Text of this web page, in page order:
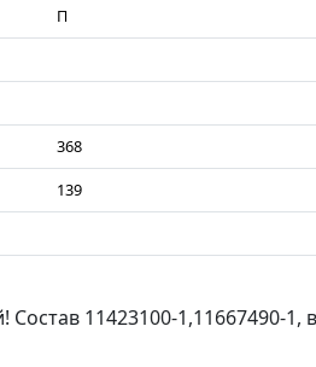
П
368
139
11423100-1,11667490-1,